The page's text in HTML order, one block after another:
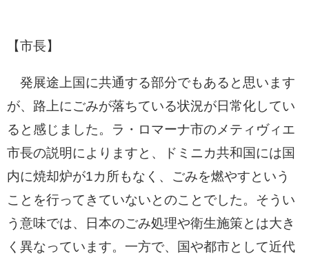
【市長】
発展途上国に共通する部分でもあると思います
が、路上にごみが落ちている状況が日常化してい
ると感じました。ラ・ロマーナ市のメティヴィエ
市長の説明によりますと、ドミニカ共和国には国
内に焼却炉が1カ所もなく、ごみを燃やすという
ことを行ってきていないとのことでした。そうい
う意味では、日本のごみ処理や衛生施策とは大き
く異なっています。一方で、国や都市として近代